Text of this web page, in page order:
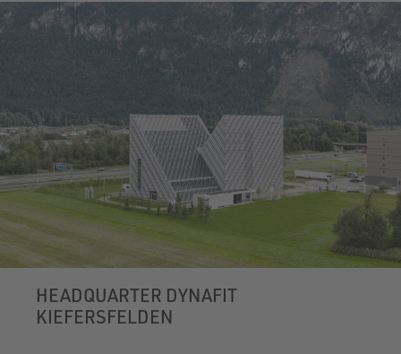
HEADQUARTER DYNAFIT
KIEFERSFELDEN